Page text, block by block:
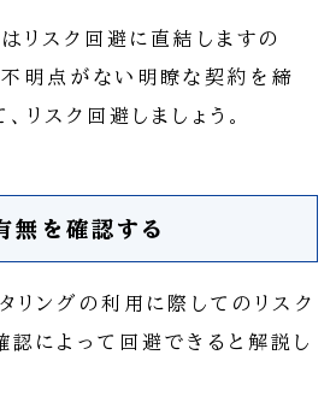
リスク回避に直結しますの
不明点がない明瞭な契約を締
リスク回避しましょう。
無を確認する
リングの利用に際してのリスク
認によって回避できると解説し